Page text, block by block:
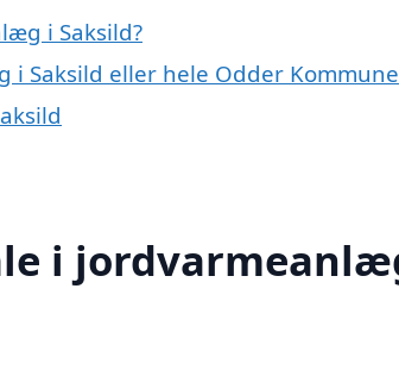
i Saksild?
Saksild eller hele Odder Kommune
i